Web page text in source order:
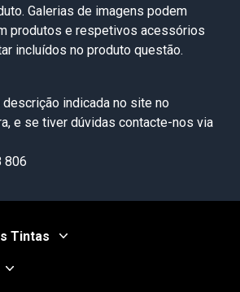
Galerias de imagens podem
produtos e respetivos acessórios
incluídos no produto questão.
indicada no site no
e se tiver dúvidas contacte-nos via
806
Tintas